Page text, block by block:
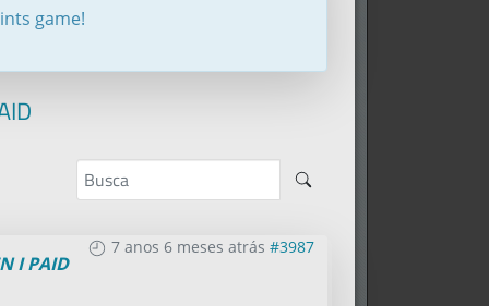
game!
7 anos 6 meses atrás #3987
I PAID